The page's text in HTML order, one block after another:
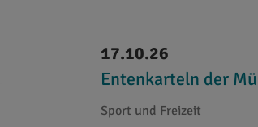
17.10.26
Entenkarteln der
Sport und Freizeit